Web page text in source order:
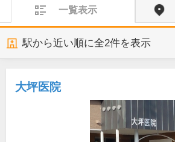
一覧表示
駅から近い順に全2件を表示
大坪医院